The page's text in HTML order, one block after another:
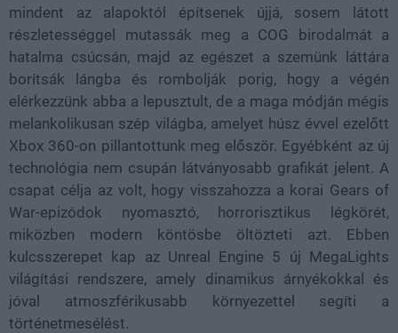
mindent az alapoktól építsenek újjá, sosem látott
részletességgel mutassák meg a COG birodalmát a
hatalma csúcsán, majd az egészet a szemünk láttára
borítsák lángba és rombolják porig, hogy a végén
elérkezzünk abba a lepusztult, de a maga módján mégis
melankolikusan szép világba, amelyet húsz évvel ezelőtt
Xbox 360-on pillantottunk meg először. Egyébként az új
technológia nem csupán látványosabb grafikát jelent. A
csapat célja az volt, hogy visszahozza a korai Gears of
War-epizódok nyomasztó, horrorisztikus légkörét,
miközben modern köntösbe öltözteti azt. Ebben
kulcsszerepet kap az Unreal Engine 5 új MegaLights
világítási rendszere, amely dinamikus árnyékokkal és
jóval atmoszférikusabb környezettel segíti a
történetmesélést.